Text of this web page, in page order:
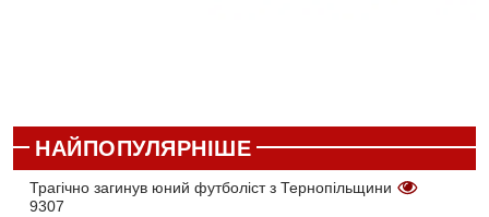
НАЙПОПУЛЯРНІШЕ
Трагічно загинув юний футболіст з Тернопільщини
9307